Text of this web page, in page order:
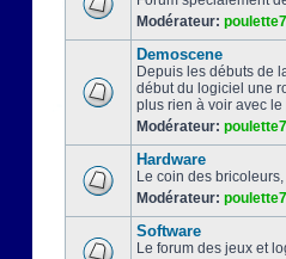
Modérateur:
Demoscene
Depuis les débuts de
début du logiciel une
plus rien à voir avec le
Modérateur:
Hardware
Le coin des
Modérateur:
Software
Le forum des jeux et